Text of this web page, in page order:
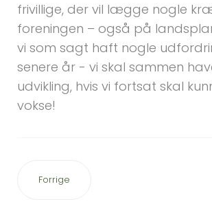
frivillige, der vil lægge nogle
foreningen – også på
vi som sagt haft nogle
senere år - vi skal sammen
udvikling, hvis vi fortsat skal
vokse!
Forrige